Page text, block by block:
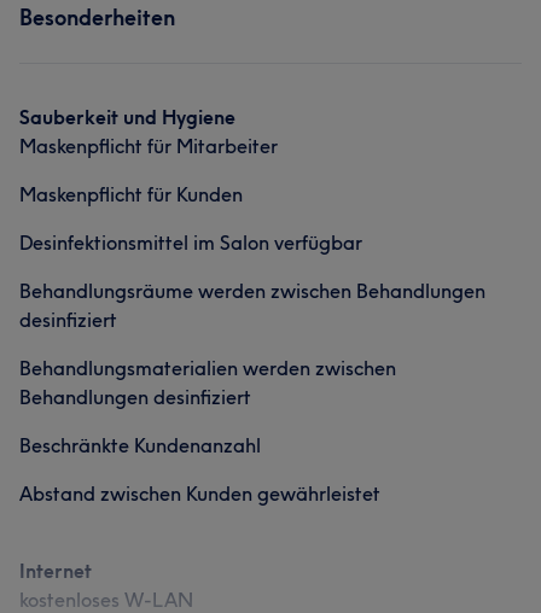
Was unsere Kunden über Andreea sagen
Professionell
Gründlich 17
Besonderheiten
Sauberkeit und Hygiene
Maskenpflicht für Mitarbeiter
Maskenpflicht für Kunden
Desinfektionsmittel im Salon verfügbar
Behandlungsräume werden zwischen Behandlungen
desinfiziert
Behandlungsmaterialien werden zwischen
Behandlungen desinfiziert
Beschränkte Kundenanzahl
Abstand zwischen Kunden gewährleistet
Internet
kostenloses W-LAN